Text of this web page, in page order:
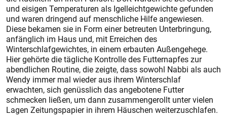
und eisigen Temperaturen als Igelleichtgewichte gefunden
und waren dringend auf menschliche Hilfe angewiesen.
Diese bekamen sie in Form einer betreuten Unterbringung,
anfänglich im Haus und, mit Erreichen des
Winterschlafgewichtes, in einem erbauten Außengehege.
Hier gehörte die tägliche Kontrolle des Futternapfes zur
abendlichen Routine, die zeigte, dass sowohl Nabbi als auch
Wendy immer mal wieder aus ihrem Winterschlaf
erwachten, sich genüsslich das angebotene Futter
schmecken ließen, um dann zusammengerollt unter vielen
Lagen Zeitungspapier in ihrem Häuschen weiterzuschlafen.